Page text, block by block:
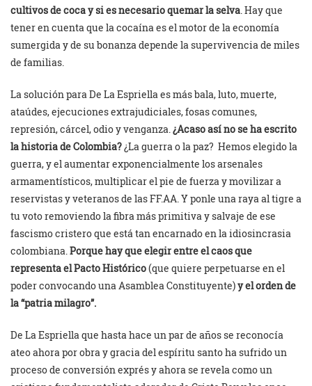
cultivos de coca y si es necesario quemar la selva. Hay que
tener en cuenta que la cocaína es el motor de la economía
sumergida y de su bonanza depende la supervivencia de miles
de familias.
La solución para De La Espriella es más bala, luto, muerte,
ataúdes, ejecuciones extrajudiciales, fosas comunes,
represión, cárcel, odio y venganza.¿Acaso así no se ha escrito
la historia de Colombia?¿La guerra o la paz? Hemos elegido la
guerra, y el aumentar exponencialmente los arsenales
armamentísticos, multiplicar el pie de fuerza y movilizar a
reservistas y veteranos de las FF.AA. Y ponle una raya al tigre a
tu voto removiendo la fibra más primitiva y salvaje de ese
fascismo cristero que está tan encarnado en la idiosincrasia
colombiana.Porque hay que elegir entre el caos que
representa el Pacto Histórico(que quiere perpetuarse en el
poder convocando una Asamblea Constituyente)y el orden de
la “patria milagro”.
De La Espriella que hasta hace un par de años se reconocía
ateo ahora por obra y gracia del espíritu santo ha sufrido un
proceso de conversión exprés y ahora se revela como un